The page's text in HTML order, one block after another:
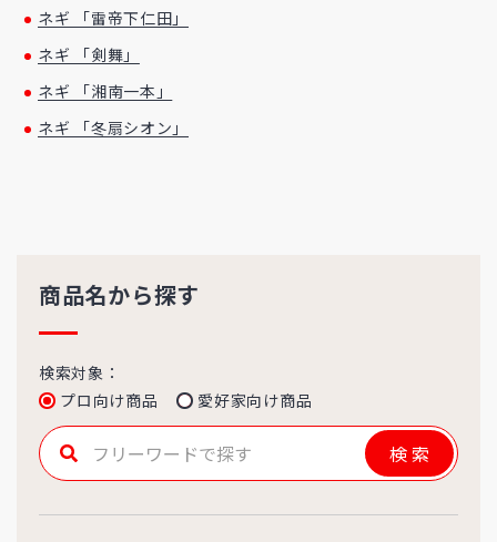
ネギ 「雷帝下仁田」
ネギ 「剣舞」
ネギ 「湘南一本」
ネギ 「冬扇シオン」
商品名から探す
検索対象：
プロ向け商品
愛好家向け商品
検索